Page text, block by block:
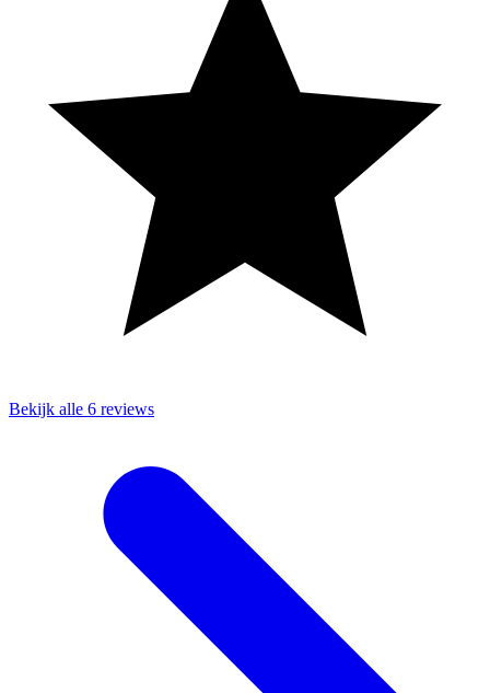
Bekijk alle 6 reviews